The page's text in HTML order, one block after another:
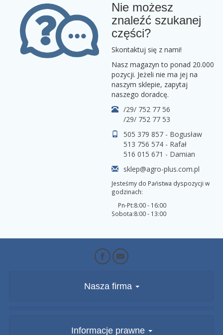
Nie możesz
znaleźć szukanej
części?
Skontaktuj się z nami!
Nasz magazyn to ponad 20.000
pozycji. Jeżeli nie ma jej na
naszym sklepie, zapytaj
naszego doradcę.
/29/ 752 77 56
/29/ 752 77 53
505 379 857 - Bogusław
513 756 574 - Rafał
516 015 671 - Damian
sklep@agro-plus.com.pl
Jesteśmy do Państwa dyspozycji w
godzinach:
Pn-Pt:
Sobota:
8:00 - 16:00
8:00 - 13:00
Nasza firma
Informacje prawne